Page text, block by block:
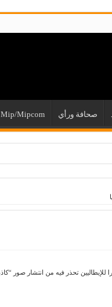
صحافة ورأي Mip/Mipcom
للإيطاليين تحذر فيه من انتشار صور